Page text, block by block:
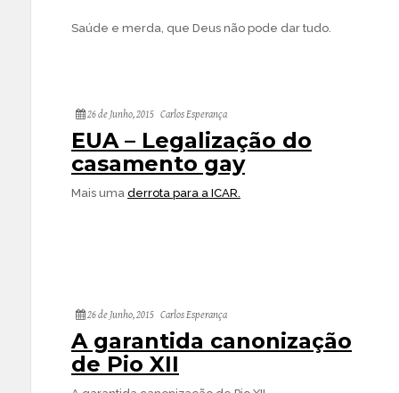
Saúde e merda, que Deus não pode dar tudo.
26 de Junho, 2015 Carlos Esperança
EUA – Legalização do
casamento gay
Mais uma derrota para a ICAR.
26 de Junho, 2015 Carlos Esperança
A garantida canonização
de Pio XII